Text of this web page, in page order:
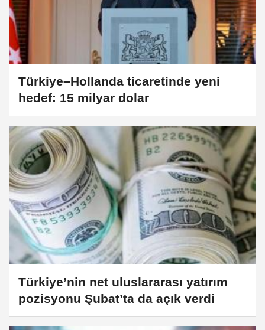
Türkiye–Hollanda ticaretinde yeni
hedef: 15 milyar dolar
Türkiye’nin net uluslararası yatırım
pozisyonu Şubat’ta da açık verdi